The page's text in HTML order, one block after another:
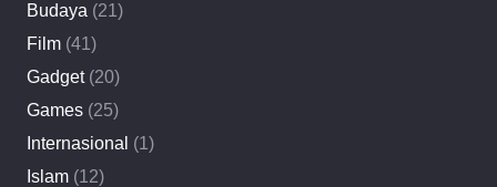
Budaya (21)
Film (41)
Gadget(20)
Games (25)
Internasional (1)
Islam (12)